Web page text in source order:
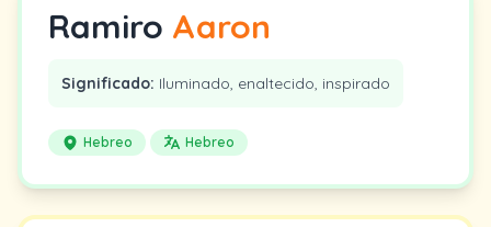
Ramiro Aaron
Significado: Iluminado, enaltecido, inspirado
Hebreo Hebreo